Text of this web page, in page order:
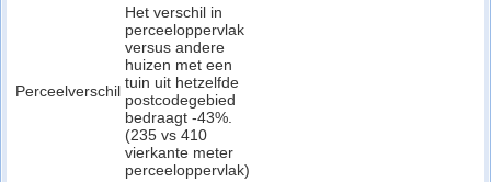
Perceelverschil
Het verschil in
perceeloppervlak
versus andere
huizen met een
tuin uit hetzelfde
postcodegebied
bedraagt -43%.
(235 vs 410
vierkante meter
perceeloppervlak)